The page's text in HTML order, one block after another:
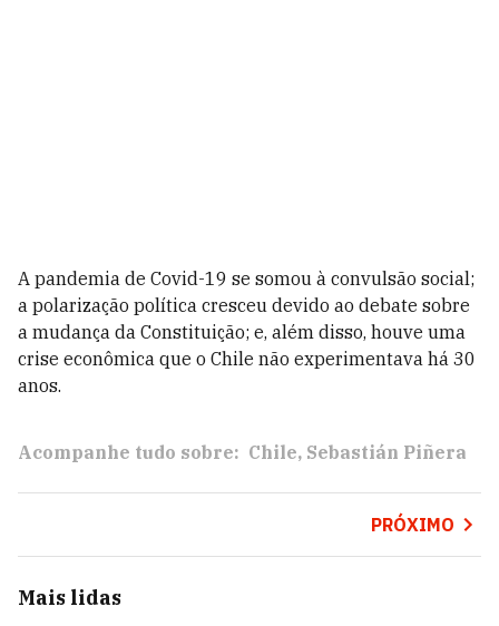
A pandemia de Covid-19 se somou à convulsão social;
a polarização política cresceu devido ao debate sobre
a mudança da Constituição; e, além disso, houve uma
crise econômica que o Chile não experimentava há 30
anos.
Acompanhe tudo sobre: Chile Sebastián Piñera
PRÓXIMO
Mais lidas